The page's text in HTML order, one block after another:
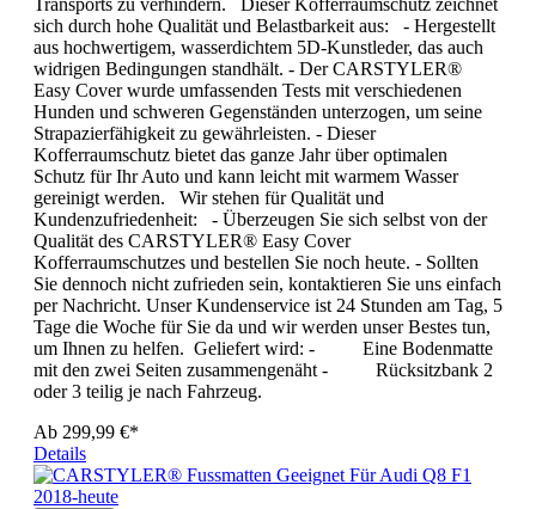
sich durch hohe Qualität und Belastbarkeit aus: - Hergestellt
aus hochwertigem, wasserdichtem 5D-Kunstleder, das auch
widrigen Bedingungen standhält. - Der CARSTYLER®
Easy Cover wurde umfassenden Tests mit verschiedenen
Hunden und schweren Gegenständen unterzogen, um seine
Strapazierfähigkeit zu gewährleisten. - Dieser
Kofferraumschutz bietet das ganze Jahr über optimalen
Schutz für Ihr Auto und kann leicht mit warmem Wasser
gereinigt werden. Wir stehen für Qualität und
Kundenzufriedenheit: - Überzeugen Sie sich selbst von der
Qualität des CARSTYLER® Easy Cover
Kofferraumschutzes und bestellen Sie noch heute. - Sollten
Sie dennoch nicht zufrieden sein, kontaktieren Sie uns einfach
per Nachricht. Unser Kundenservice ist 24 Stunden am Tag, 5
Tage die Woche für Sie da und wir werden unser Bestes tun,
um Ihnen zu helfen. Geliefert wird: - Eine Bodenmatte
mit den zwei Seiten zusammengenäht - Rücksitzbank 2
oder 3 teilig je nach Fahrzeug.
Ab 299,99 €*
Details